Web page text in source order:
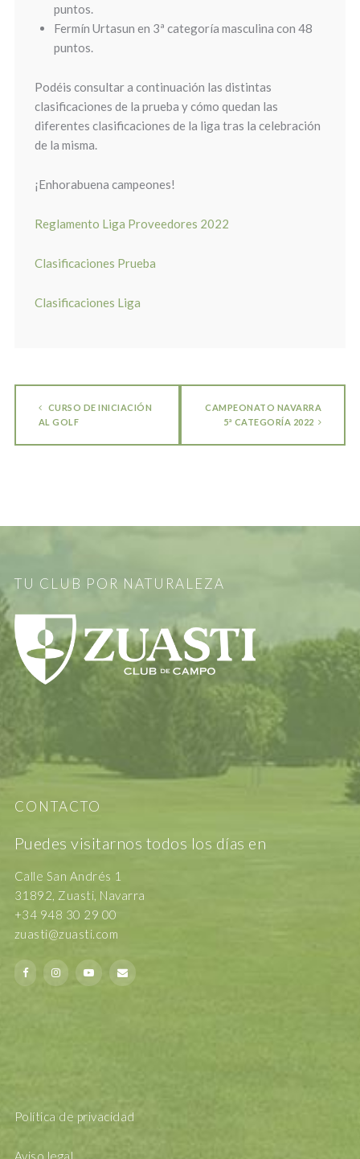
puntos.
Fermín Urtasun en 3ª categoría masculina con 48
puntos.
Podéis consultar a continuación las distintas
clasificaciones de la prueba y cómo quedan las
diferentes clasificaciones de la liga tras la celebración
de la misma.
¡Enhorabuena campeones!
Reglamento Liga Proveedores 2022
Clasificaciones Prueba
Clasificaciones Liga
CURSO DE INICIACIÓN
AL GOLF
CAMPEONATO NAVARRA
5ª CATEGORÍA 2022
TU CLUB POR NATURALEZA
CONTACTO
Puedes visitarnos todos los días en
Calle San Andrés 1
31892, Zuasti, Navarra
+34 948 30 29 00
zuasti@zuasti.com
Política de privacidad
Aviso legal